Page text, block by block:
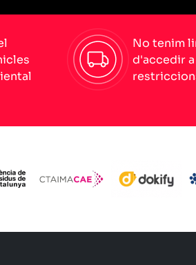
No tenim
d'accedir